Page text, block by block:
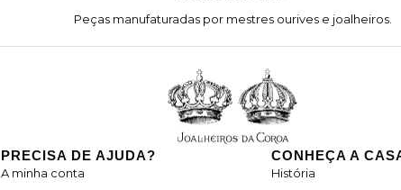
Peças manufaturadas por mestres ourives e joalheiros.
PRECISA DE AJUDA?
A minha conta
CONHEÇA A
História